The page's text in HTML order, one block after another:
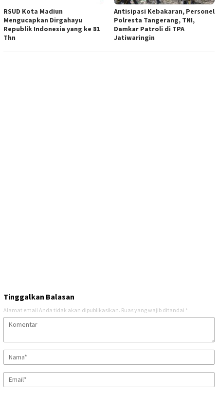
RSUD Kota Madiun
Mengucapkan Dirgahayu
Republik Indonesia yang ke 81
Thn
Antisipasi Kebakaran, Personel
Polresta Tangerang, TNI,
Damkar Patroli di TPA
Jatiwaringin
Tinggalkan Balasan
Alamat email Anda tidak akan dipublikasikan. Ruas yang wajib ditandai *